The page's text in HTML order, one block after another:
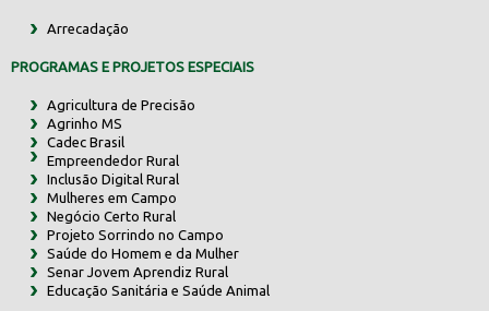
Arrecadação
PROGRAMAS E PROJETOS ESPECIAIS
Agricultura de Precisão
Agrinho MS
Cadec Brasil
Empreendedor Rural
Inclusão Digital Rural
Mulheres em Campo
Negócio Certo Rural
Projeto Sorrindo no Campo
Saúde do Homem e da Mulher
Senar Jovem Aprendiz Rural
Educação Sanitária e Saúde Animal